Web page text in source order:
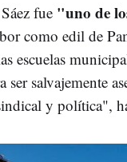
fue"uno de
como edil de
escuelas
salvajemente
y política",